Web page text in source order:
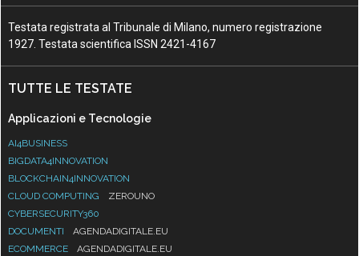
Testata registrata al Tribunale di Milano, numero registrazione
1927. Testata scientifica ISSN 2421-4167
TUTTE LE TESTATE
Applicazioni e Tecnologie
AI4BUSINESS
BIGDATA4INNOVATION
BLOCKCHAIN4INNOVATION
CLOUD COMPUTING
ZEROUNO
CYBERSECURITY360
DOCUMENTI
AGENDADIGITALE.EU
ECOMMERCE
AGENDADIGITALE.EU